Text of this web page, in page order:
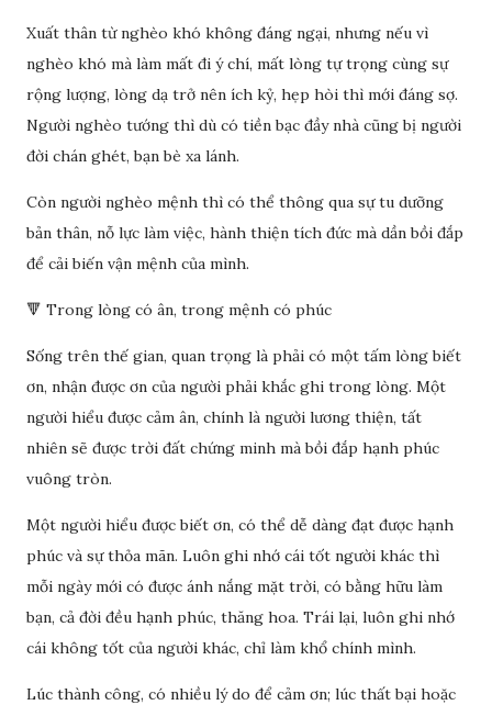
Xuất thân từ nghèo khó không đáng ngại, nhưng nếu vì
nghèo khó mà làm mất đi ý chí, mất lòng tự trọng cùng sự
rộng lượng, lòng dạ trở nên ích kỷ, hẹp hòi thì mới đáng sợ.
Người nghèo tướng thì dù có tiền bạc đầy nhà cũng bị người
đời chán ghét, bạn bè xa lánh.
Còn người nghèo mệnh thì có thể thông qua sự tu dưỡng
bản thân, nỗ lực làm việc, hành thiện tích đức mà dần bồi đắp
để cải biến vận mệnh của mình.
🔻 Trong lòng có ân, trong mệnh có phúc
Sống trên thế gian, quan trọng là phải có một tấm lòng biết
ơn, nhận được ơn của người phải khắc ghi trong lòng. Một
người hiểu được cảm ân, chính là người lương thiện, tất
nhiên sẽ được trời đất chứng minh mà bồi đắp hạnh phúc
vuông tròn.
Một người hiểu được biết ơn, có thể dễ dàng đạt được hạnh
phúc và sự thỏa mãn. Luôn ghi nhớ cái tốt người khác thì
mỗi ngày mới có được ánh nắng mặt trời, có bằng hữu làm
bạn, cả đời đều hạnh phúc, thăng hoa. Trái lại, luôn ghi nhớ
cái không tốt của người khác, chỉ làm khổ chính mình.
Lúc thành công, có nhiều lý do để cảm ơn; lúc thất bại hoặc